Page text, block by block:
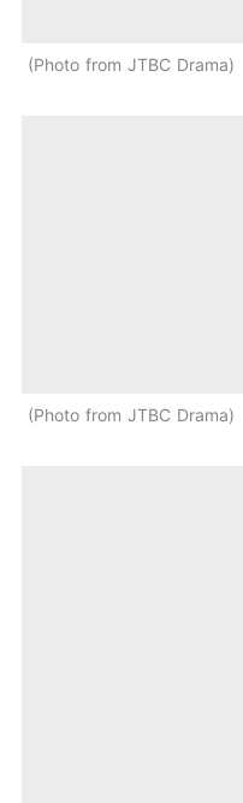
Photo from JTBC Drama
Photo from JTBC Drama